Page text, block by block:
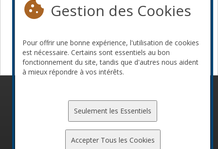
Devenir commanditaire
Gestion des Cookies
Pour offrir une bonne expérience, l'utilisation de cookies
est nécessaire. Certains sont essentiels au bon
fonctionnement du site, tandis que d'autres nous aident
à mieux répondre à vos intérêts.
Seulement les Essentiels
Accepter Tous les Cookies